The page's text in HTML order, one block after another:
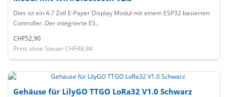
Dies ist ein 4.7 Zoll E-Paper Display Modul mit einem ESP32 basierten
Controller. Der integrierte ES..
CHF52,90
Preis ohne Steuer CHF48,94
Gehäuse für LilyGO TTGO LoRa32 V1.0 Schwarz